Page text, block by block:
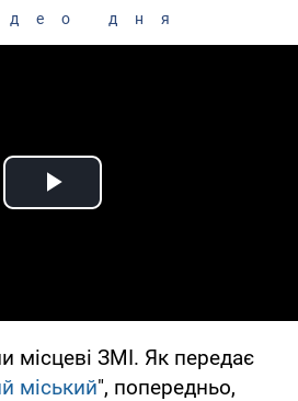
дня
Play Video
місцеві ЗМІ. Як передає
міський", попередньо,